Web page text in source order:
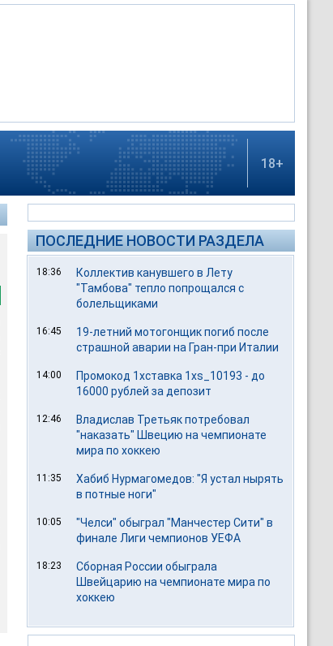
18+
ПОСЛЕДНИЕ НОВОСТИ РАЗДЕЛА
18:36
Коллектив канувшего в Лету
"Тамбова" тепло попрощался с
болельщиками
16:45
19-летний мотогонщик погиб после
страшной аварии на Гран-при Италии
14:00
Промокод 1хставка 1xs_10193 - до
16000 рублей за депозит
12:46
Владислав Третьяк потребовал
"наказать" Швецию на чемпионате
мира по хоккею
11:35
Хабиб Нурмагомедов: "Я устал нырять
в потные ноги"
10:05
"Челси" обыграл "Манчестер Сити" в
финале Лиги чемпионов УЕФА
18:23
Сборная России обыграла
Швейцарию на чемпионате мира по
хоккею